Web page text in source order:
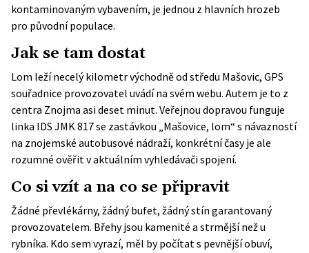
kontaminovaným vybavením, je jednou z hlavních hrozeb
pro původní populace.
Jak se tam dostat
Lom leží necelý kilometr východně od středu Mašovic, GPS
souřadnice provozovatel uvádí na svém webu. Autem je to z
centra Znojma asi deset minut. Veřejnou dopravou funguje
linka IDS JMK 817 se zastávkou „Mašovice, lom“ s návazností
na znojemské autobusové nádraží, konkrétní časy je ale
rozumné ověřit v aktuálním vyhledávači spojení.
Co si vzít a na co se připravit
Žádné převlékárny, žádný bufet, žádný stín garantovaný
provozovatelem. Břehy jsou kamenité a strmější než u
rybníka. Kdo sem vyrazí, měl by počítat s pevnější obuví,